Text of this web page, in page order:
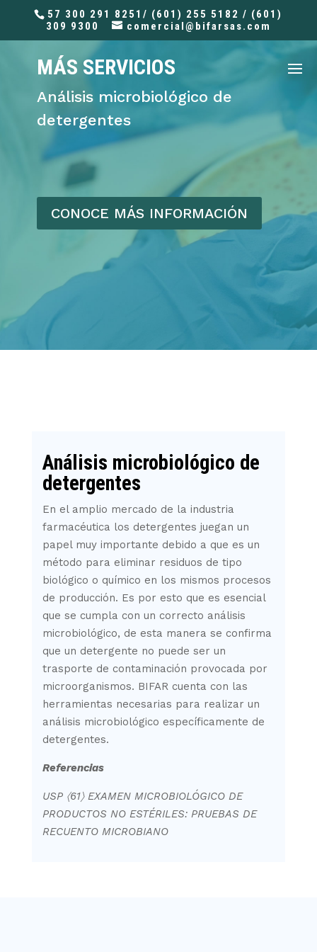
57 300 291 8251/ (601) 255 5182 / (601)
309 9300
comercial@bifarsas.com
MÁS SERVICIOS
Análisis microbiológico de
detergentes
CONOCE MÁS INFORMACIÓN
Análisis microbiológico de
detergentes
En el amplio mercado de la industria
farmacéutica los detergentes juegan un
papel muy importante debido a que es un
método para eliminar residuos de tipo
biológico o químico en los mismos procesos
de producción. Es por esto que es esencial
que se cumpla con un correcto análisis
microbiológico, de esta manera se confirma
que un detergente no puede ser un
trasporte de contaminación provocada por
microorganismos. BIFAR cuenta con las
herramientas necesarias para realizar un
análisis microbiológico específicamente de
detergentes.
Referencias
USP 〈61〉EXAMEN MICROBIOLÓGICO DE
PRODUCTOS NO ESTÉRILES: PRUEBAS DE
RECUENTO MICROBIANO